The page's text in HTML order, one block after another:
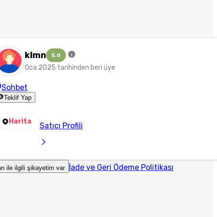
klmn 5.0
Oca 2025 tarihinden beri üye
Sohbet
Teklif Yap
Harita Satıcı Profili
ile ilgili şikayetim var İade ve Geri Ödeme Politikası